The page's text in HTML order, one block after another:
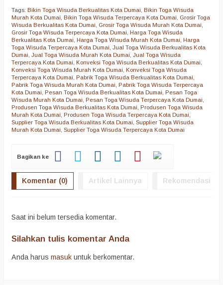
Tags: Bikin Toga Wisuda Berkualitas Kota Dumai Bikin Toga Wisuda
Murah Kota Dumai Bikin Toga Wisuda Terpercaya Kota Dumai
Grosir Toga
Wisuda Berkualitas Kota Dumai
Grosir Toga Wisuda Murah Kota Dumai
Grosir Toga Wisuda Terpercaya Kota Dumai Harga Toga Wisuda
Berkualitas Kota Dumai Harga Toga Wisuda Murah Kota Dumai Harga
Toga Wisuda Terpercaya Kota Dumai Jual Toga Wisuda Berkualitas Kota
Dumai Jual Toga Wisuda Murah Kota Dumai Jual Toga Wisuda
Terpercaya Kota Dumai Konveksi Toga Wisuda Berkualitas Kota Dumai
Konveksi Toga Wisuda Murah Kota Dumai Konveksi Toga Wisuda
Terpercaya Kota Dumai Pabrik Toga Wisuda Berkualitas Kota Dumai
Pabrik Toga Wisuda Murah Kota Dumai Pabrik Toga Wisuda Terpercaya
Kota Dumai Pesan Toga Wisuda Berkualitas Kota Dumai Pesan Toga
Wisuda Murah Kota Dumai Pesan Toga Wisuda Terpercaya Kota Dumai
Produsen Toga Wisuda Berkualitas Kota Dumai Produsen Toga Wisuda
Murah Kota Dumai Produsen Toga Wisuda Terpercaya Kota Dumai
Supplier Toga Wisuda Berkualitas Kota Dumai Supplier Toga Wisuda
Murah Kota Dumai Supplier Toga Wisuda Terpercaya Kota Dumai
Bagikan ke
Komentar (0) Artikel Lainnya Rekomendasi
Saat ini belum tersedia komentar.
Silahkan tulis komentar Anda
Anda harus masuk untuk berkomentar.